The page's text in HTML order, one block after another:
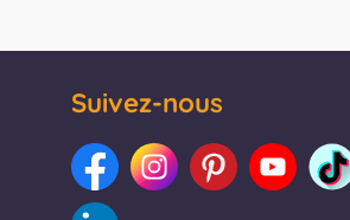
Suivez-nous